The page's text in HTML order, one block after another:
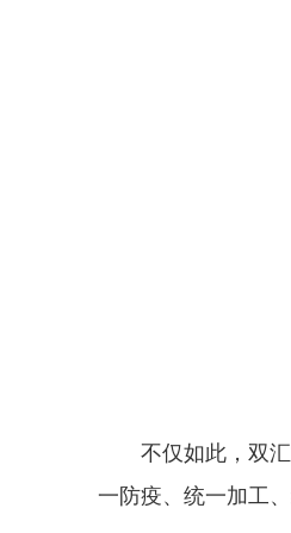
不仅如此，双
一防疫、统一加工